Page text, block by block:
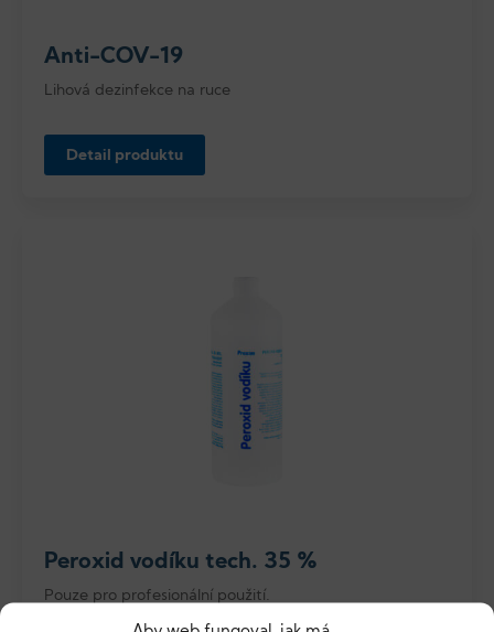
Anti-COV-19
Lihová dezinfekce na ruce
Detail produktu
Peroxid vodíku tech. 35 %
Pouze pro profesionální použití.